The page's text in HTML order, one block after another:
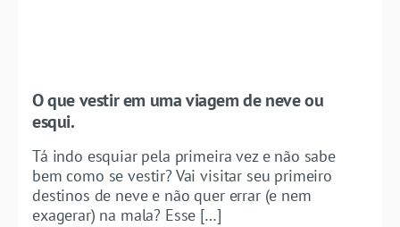
O que vestir em uma viagem de neve ou
esqui.
Tá indo esquiar pela primeira vez e não sabe
bem como se vestir? Vai visitar seu primeiro
destinos de neve e não quer errar (e nem
exagerar) na mala? Esse […]